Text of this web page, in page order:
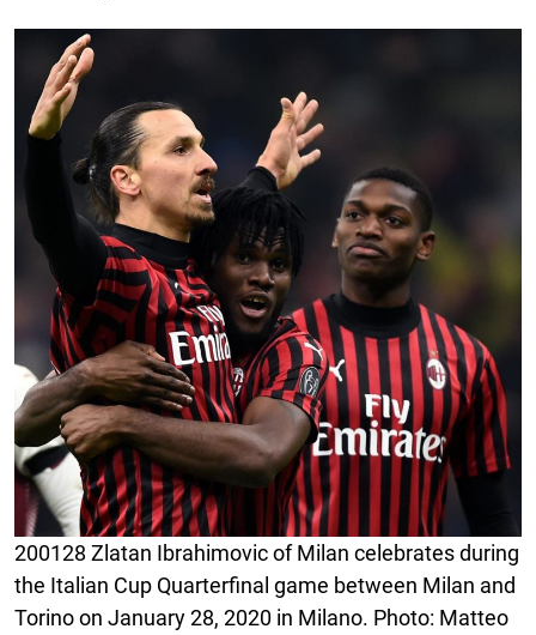
200128 Zlatan Ibrahimovic of Milan celebrates during
the Italian Cup Quarterfinal game between Milan and
Torino on January 28, 2020 in Milano. Photo: Matteo